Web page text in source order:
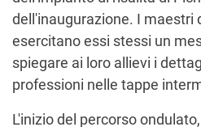
dell'inaugurazione. I maestri
esercitano essi stessi un
spiegare ai loro allievi i
professioni nelle tappe
L'inizio del percorso